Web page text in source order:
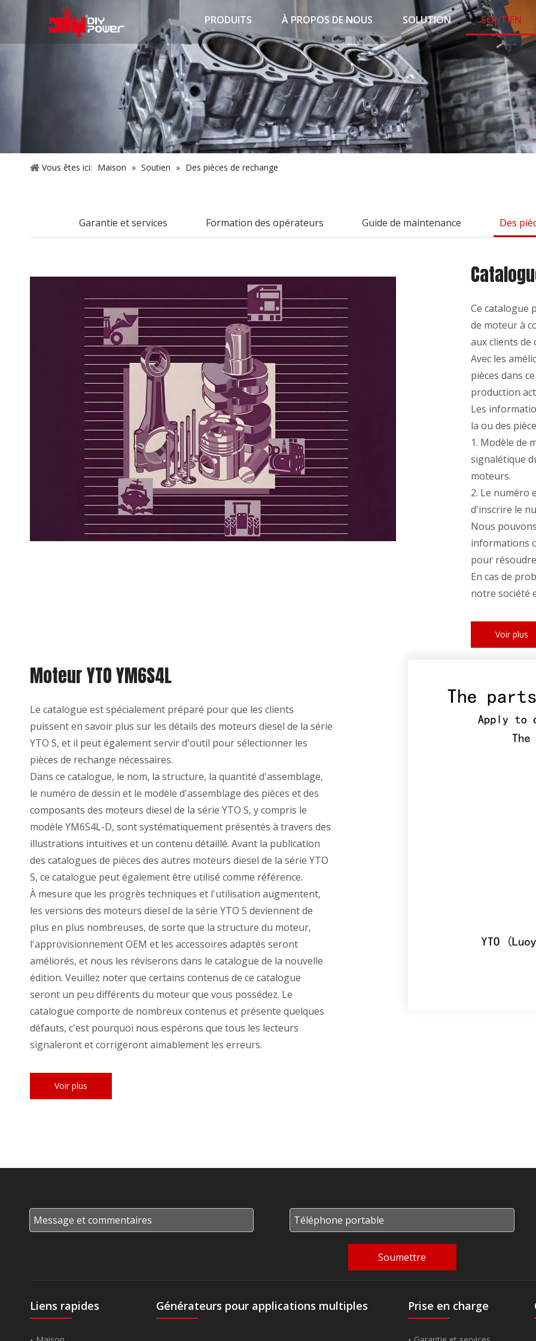
PRODUITS À PROPOS DE NOUS SOLUTION SOUTIEN
Vous êtes ici: Maison » Soutien » Des pièces de rechange
Garantie et services Formation des opérateurs Guide de maintenance Des
Ce catalogue
de moteur à
aux clients de
Avec les
pièces dans
production
Les
la ou des
1. Modèle de
signalétique
moteurs.
2. Le numéro
d'inscrire le
Nous
informations
pour
En cas de
notre société
Voir plus
Moteur YTO YM6S4L
Le catalogue est spécialement préparé pour que les clients
puissent en savoir plus sur les détails des moteurs diesel de la série
YTO S, et il peut également servir d'outil pour sélectionner les
pièces de rechange nécessaires.
Dans ce catalogue, le nom, la structure, la quantité d'assemblage,
le numéro de dessin et le modèle d'assemblage des pièces et des
composants des moteurs diesel de la série YTO S, y compris le
modèle YM6S4L-D, sont systématiquement présentés à travers des
illustrations intuitives et un contenu détaillé. Avant la publication
des catalogues de pièces des autres moteurs diesel de la série YTO
S, ce catalogue peut également être utilisé comme référence.
À mesure que les progrès techniques et l'utilisation augmentent,
les versions des moteurs diesel de la série YTO S deviennent de
plus en plus nombreuses, de sorte que la structure du moteur,
l'approvisionnement OEM et les accessoires adaptés seront
améliorés, et nous les réviserons dans le catalogue de la nouvelle
édition. Veuillez noter que certains contenus de ce catalogue
seront un peu différents du moteur que vous possédez. Le
catalogue comporte de nombreux contenus et présente quelques
défauts, c'est pourquoi nous espérons que tous les lecteurs
signaleront et corrigeront aimablement les erreurs.
Voir plus
Soumettre
Liens rapides Générateurs pour applications multiples Prise en charge